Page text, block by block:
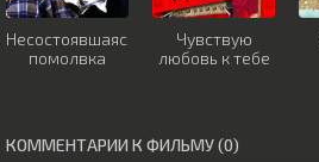
Несостоявшаяся
помолвка
Чувствую
любовь к тебе
КОММЕНТАРИИ К ФИЛЬМУ (0)